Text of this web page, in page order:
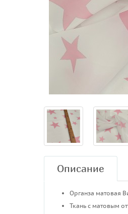
Описание
Органза матовая
Ткань с матовым